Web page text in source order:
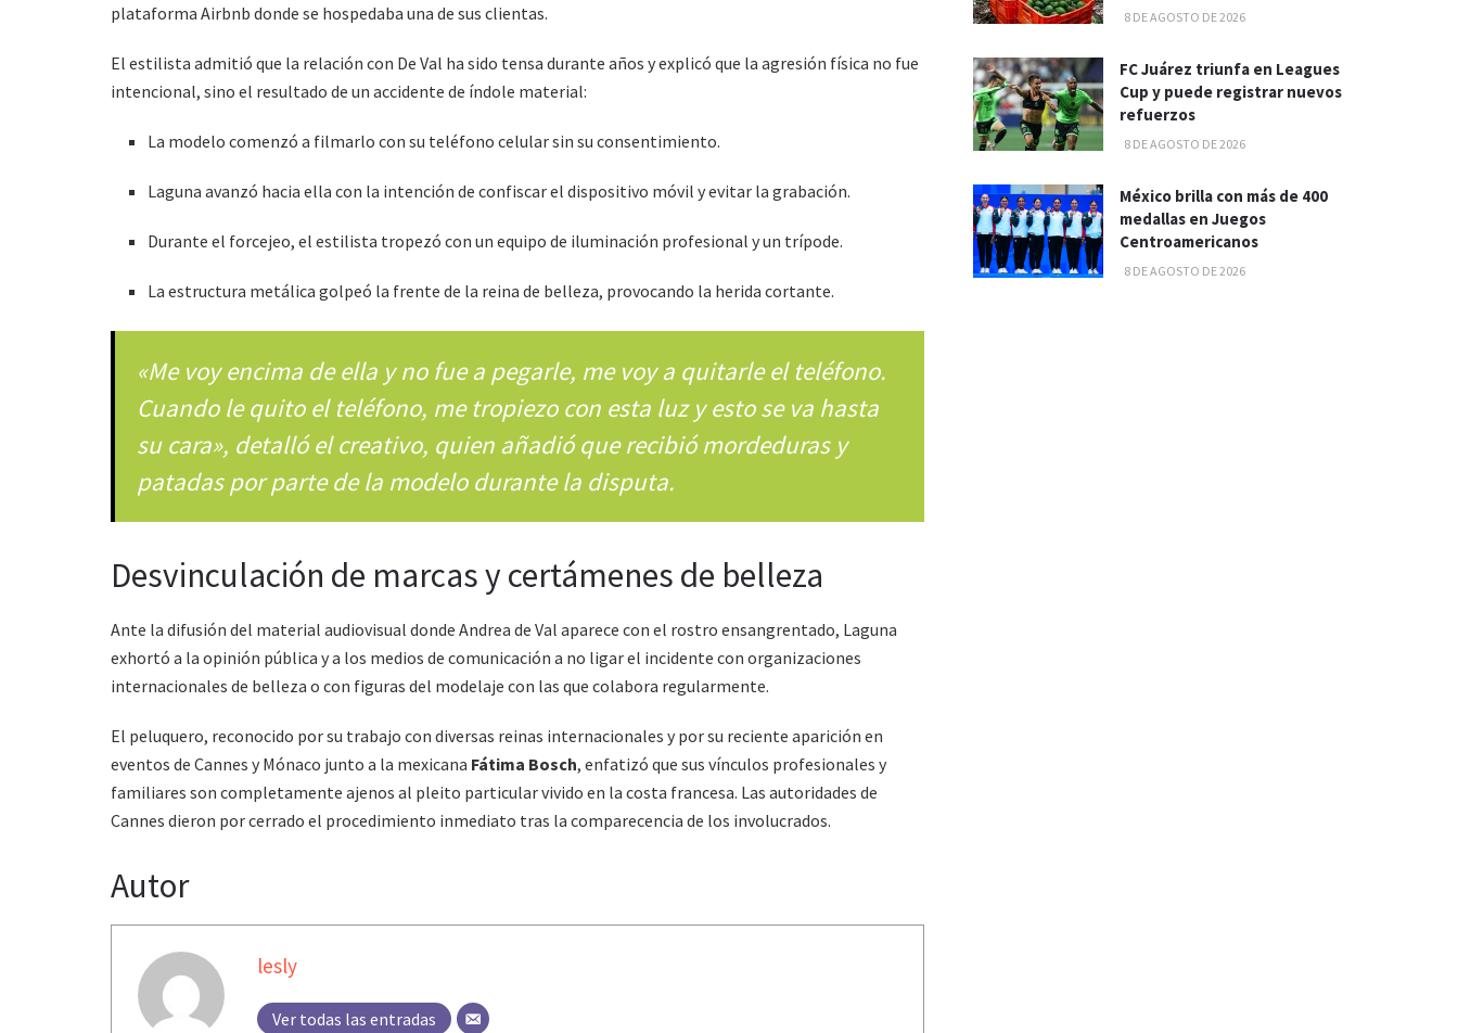
plataforma Airbnb donde se hospedaba una de sus clientas.
El estilista admitió que la relación con De Val ha sido tensa durante años y explicó que la agresión física no fue
intencional, sino el resultado de un accidente de índole material:
La modelo comenzó a filmarlo con su teléfono celular sin su consentimiento.
Laguna avanzó hacia ella con la intención de confiscar el dispositivo móvil y evitar la grabación.
Durante el forcejeo, el estilista tropezó con un equipo de iluminación profesional y un trípode.
La estructura metálica golpeó la frente de la reina de belleza, provocando la herida cortante.
«Me voy encima de ella y no fue a pegarle, me voy a quitarle el teléfono.
Cuando le quito el teléfono, me tropiezo con esta luz y esto se va hasta
su cara», detalló el creativo, quien añadió que recibió mordeduras y
patadas por parte de la modelo durante la disputa.
Desvinculación de marcas y certámenes de belleza
Ante la difusión del material audiovisual donde Andrea de Val aparece con el rostro ensangrentado, Laguna
exhortó a la opinión pública y a los medios de comunicación a no ligar el incidente con organizaciones
internacionales de belleza o con figuras del modelaje con las que colabora regularmente.
El peluquero, reconocido por su trabajo con diversas reinas internacionales y por su reciente aparición en
eventos de Cannes y Mónaco junto a la mexicana Fátima Bosch, enfatizó que sus vínculos profesionales y
familiares son completamente ajenos al pleito particular vivido en la costa francesa. Las autoridades de
Cannes dieron por cerrado el procedimiento inmediato tras la comparecencia de los involucrados.
Autor
lesly
Ver todas las entradas
8 DE AGOSTO DE 2026
FC Juárez triunfa en Leagues
Cup y puede registrar nuevos
refuerzos
8 DE AGOSTO DE 2026
México brilla con más de 400
medallas en Juegos
Centroamericanos
8 DE AGOSTO DE 2026